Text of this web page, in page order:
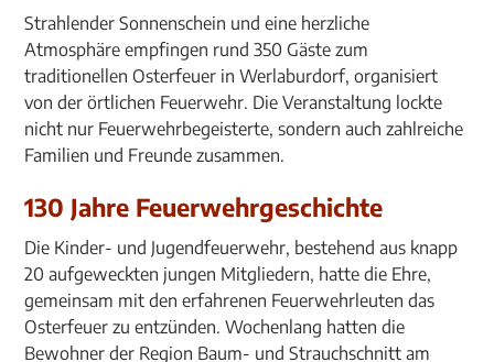
Strahlender Sonnenschein und eine herzliche
Atmosphäre empfingen rund 350 Gäste zum
traditionellen Osterfeuer in Werlaburdorf, organisiert
von der örtlichen Feuerwehr. Die Veranstaltung lockte
nicht nur Feuerwehrbegeisterte, sondern auch zahlreiche
Familien und Freunde zusammen.
130 Jahre Feuerwehrgeschichte
Die Kinder- und Jugendfeuerwehr, bestehend aus knapp
20 aufgeweckten jungen Mitgliedern, hatte die Ehre,
gemeinsam mit den erfahrenen Feuerwehrleuten das
Osterfeuer zu entzünden. Wochenlang hatten die
Bewohner der Region Baum- und Strauchschnitt am